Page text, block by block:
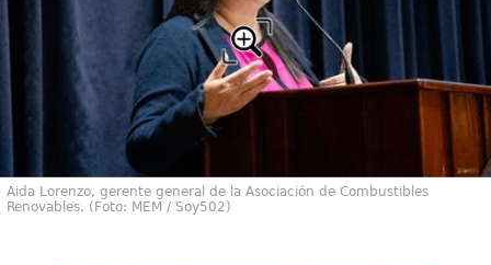
Aida Lorenzo, gerente general de la Asociación de Combustibles
Renovables. (Foto: MEM / Soy502)